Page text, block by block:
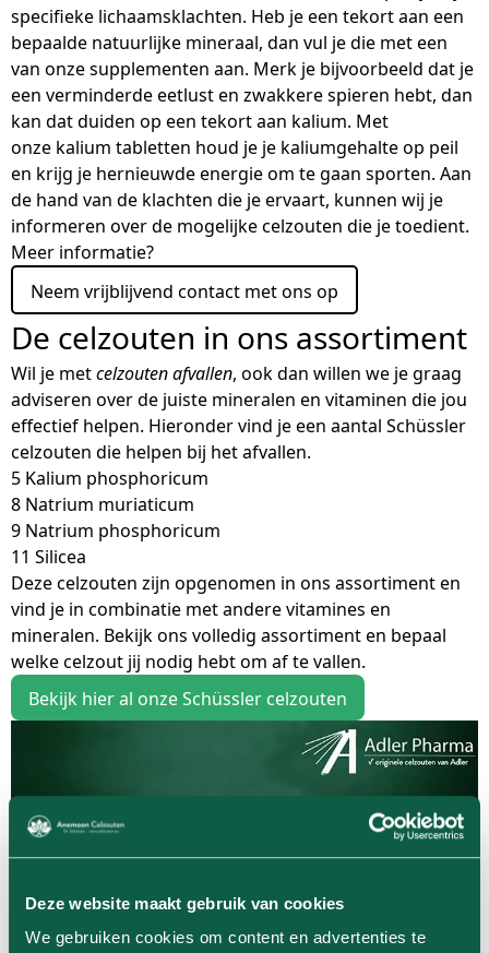
Deze website maakt gebruik van cookies
We gebruiken cookies om content en advertenties te
specifieke lichaamsklachten. Heb je een tekort aan een
bepaalde natuurlijke mineraal, dan vul je die met een
van onze supplementen aan. Merk je bijvoorbeeld dat je
een verminderde eetlust en zwakkere spieren hebt, dan
kan dat duiden op een tekort aan kalium. Met
onze kalium tabletten houd je je kaliumgehalte op peil
en krijg je hernieuwde energie om te gaan sporten. Aan
de hand van de klachten die je ervaart, kunnen wij je
informeren over de mogelijke celzouten die je toedient.
Meer informatie?
Neem vrijblijvend contact met ons op
De celzouten in ons assortiment
Wil je metcelzouten afvallen, ook dan willen we je graag
adviseren over de juiste mineralen en vitaminen die jou
effectief helpen. Hieronder vind je een aantal Schüssler
celzouten die helpen bij het afvallen.
5 Kalium phosphoricum
8 Natrium muriaticum
9 Natrium phosphoricum
11 Silicea
Deze celzouten zijn opgenomen in ons assortiment en
vind je in combinatie met andere vitamines en
mineralen. Bekijk ons volledig assortiment en bepaal
welke celzout jij nodig hebt om af te vallen.
Bekijk hier al onze Schüssler celzouten